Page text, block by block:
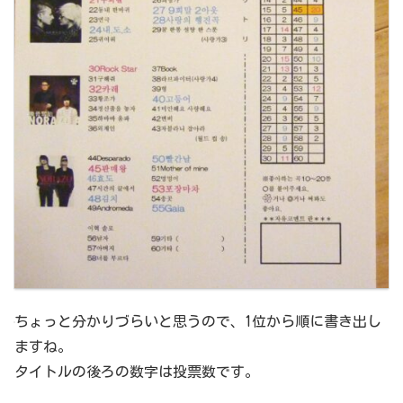
ちょっと分かりづらいと思うので、1位から順に書き出し
ますね。
タイトルの後ろの数字は投票数です。